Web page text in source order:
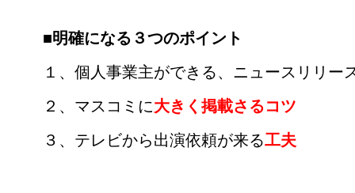
■明確になる３つのポイント
１、個人事業主ができる、ニュースリリー
２、マスコミに大きく掲載さるコツ
３、テレビから出演依頼が来る工夫